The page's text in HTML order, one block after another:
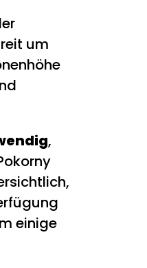
um
,
einige